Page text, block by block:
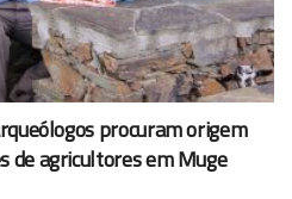
procuram origem
de agricultores em Muge